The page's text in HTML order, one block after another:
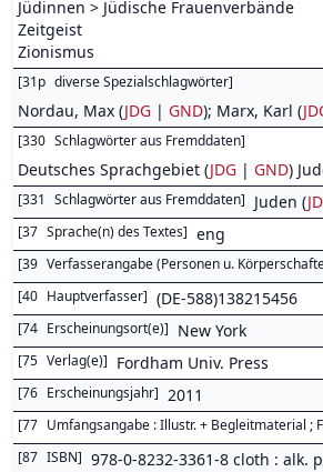
Jüdinnen > Jüdische Frauenverbände
Zeitgeist
Zionismus
[31p diverse Spezialschlagwörter]
Nordau, Max (JDG | GND); Marx, Karl (
[330 Schlagwörter aus Fremddaten]
Deutsches Sprachgebiet (JDG | GND)
[331 Schlagwörter aus Fremddaten] Juden (
[37 Sprache(n) des Textes] eng
[39 Verfasserangabe (Personen u.
[40 Hauptverfasser] (DE-588)138215456
[74 Erscheinungsort(e)] New York
[75 Verlag(e)] Fordham Univ. Press
[76 Erscheinungsjahr] 2011
[77 Umfangsangabe : Illustr. + Begleitmaterial ;
[87 ISBN] 978-0-8232-3361-8 cloth : alk.